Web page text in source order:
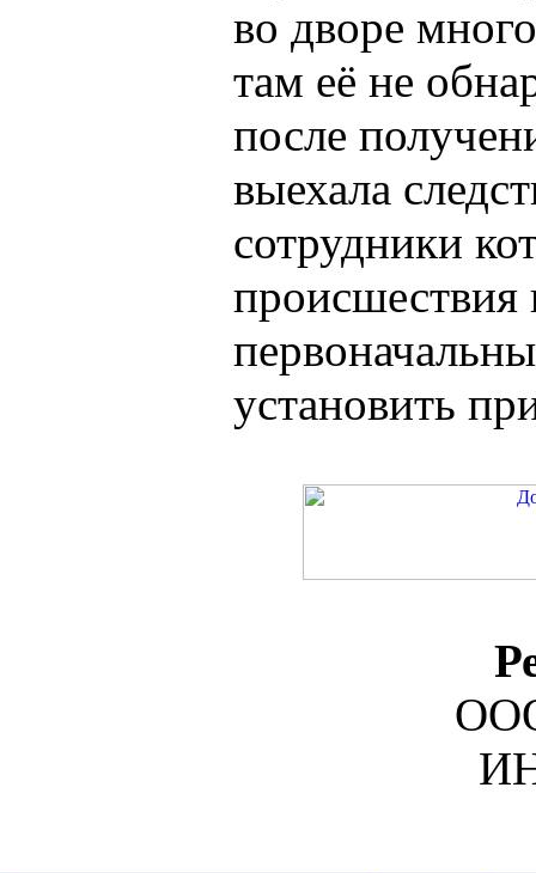
во дворе
там её не
после
выехала
сотрудники
происшествия
установить